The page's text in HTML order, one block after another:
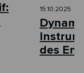
15.10.2025
des